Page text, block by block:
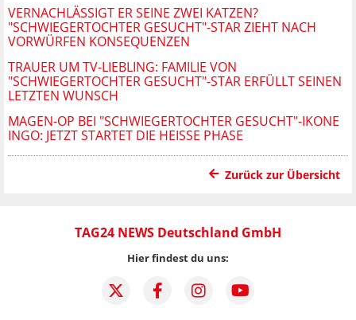
VERNACHLÄSSIGT ER SEINE ZWEI KATZEN?
"SCHWIEGERTOCHTER GESUCHT"-STAR ZIEHT NACH
VORWÜRFEN KONSEQUENZEN
TRAUER UM TV-LIEBLING: FAMILIE VON
"SCHWIEGERTOCHTER GESUCHT"-STAR ERFÜLLT SEINEN
LETZTEN WUNSCH
MAGEN-OP BEI "SCHWIEGERTOCHTER GESUCHT"-IKONE
INGO: JETZT STARTET DIE HEISSE PHASE
Zurück zur Übersicht
TAG24 NEWS Deutschland GmbH
Hier findest du uns: